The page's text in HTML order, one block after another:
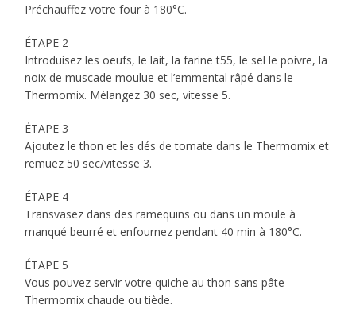
Préchauffez votre four à 180°C.
ÉTAPE 2
Introduisez les oeufs, le lait, la farine t55, le sel le poivre, la
noix de muscade moulue et l’emmental râpé dans le
Thermomix. Mélangez 30 sec, vitesse 5.
ÉTAPE 3
Ajoutez le thon et les dés de tomate dans le Thermomix et
remuez 50 sec/vitesse 3.
ÉTAPE 4
Transvasez dans des ramequins ou dans un moule à
manqué beurré et enfournez pendant 40 min à 180°C.
ÉTAPE 5
Vous pouvez servir votre quiche au thon sans pâte
Thermomix chaude ou tiède.